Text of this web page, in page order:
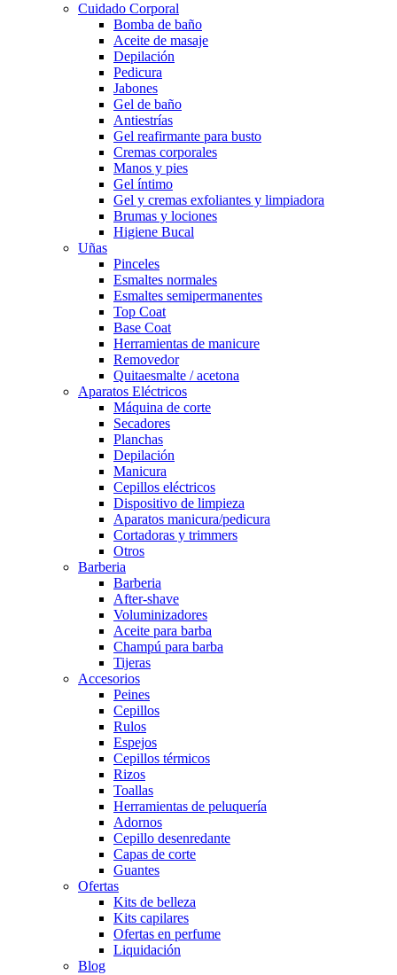
Cuidado Corporal
Bomba de baño
Aceite de masaje
Depilación
Pedicura
Jabones
Gel de baño
Antiestrías
Gel reafirmante para busto
Cremas corporales
Manos y pies
Gel íntimo
Gel y cremas exfoliantes y limpiadora
Brumas y lociones
Higiene Bucal
Uñas
Pinceles
Esmaltes normales
Esmaltes semipermanentes
Top Coat
Base Coat
Herramientas de manicure
Removedor
Quitaesmalte / acetona
Aparatos Eléctricos
Máquina de corte
Secadores
Planchas
Depilación
Manicura
Cepillos eléctricos
Dispositivo de limpieza
Aparatos manicura/pedicura
Cortadoras y trimmers
Otros
Barberia
Barberia
After-shave
Voluminizadores
Aceite para barba
Champú para barba
Tijeras
Accesorios
Peines
Cepillos
Rulos
Espejos
Cepillos térmicos
Rizos
Toallas
Herramientas de peluquería
Adornos
Cepillo desenredante
Capas de corte
Guantes
Ofertas
Kits de belleza
Kits capilares
Ofertas en perfume
Liquidación
Blog